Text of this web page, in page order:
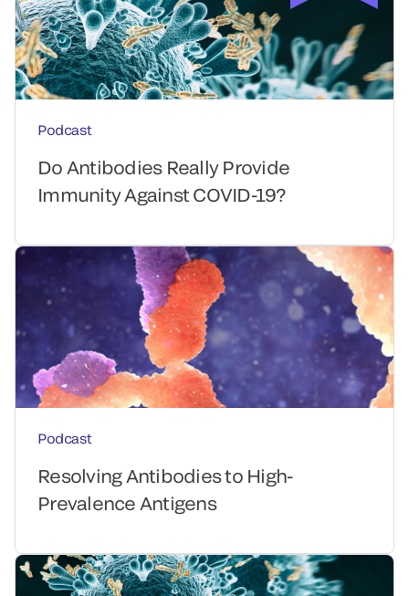
Podcast
Do Antibodies Really Provide
Immunity Against COVID-19?
Podcast
Resolving Antibodies to High-
Prevalence Antigens